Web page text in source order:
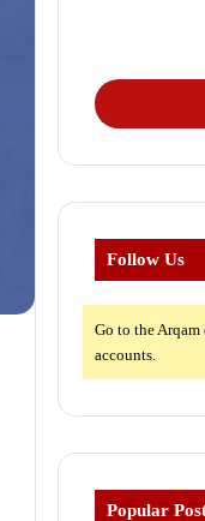
Follow Us
Go to the
accounts.
Popular